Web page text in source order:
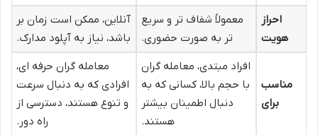
احراز
هویت
معمولاً شفاف تر و سریع
تر به صورت حضوری.
آنلاین، ممکن است زمان بر
باشد، نیاز به آپلود مدارک.
مناسب
برای
افراد مبتدی، معامله گران
با حجم بالا، کسانی که به
دنبال اطمینان بیشتر
هستند.
معامله گران حرفه ای،
افرادی که به دنبال سرعت
و تنوع هستند، دسترسی از
راه دور.